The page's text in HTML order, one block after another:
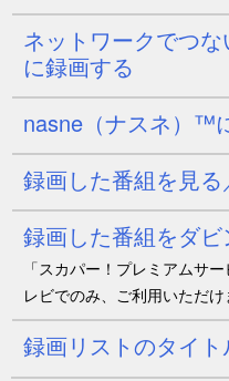
ネットワークでつ
に録画する
nasne（ナスネ）™
録画した番組を見る
録画した番組をダビ
「スカパー！プレミアムサ
レビでのみ、ご利用いただけ
録画リストのタイ